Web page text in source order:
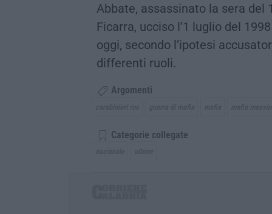
Abbate, assassinato la sera del
Ficarra, ucciso l’1 luglio del
oggi, secondo l’ipotesi
differenti ruoli.
Argomenti
Categorie collegate